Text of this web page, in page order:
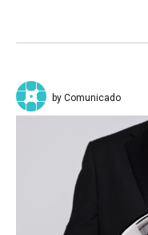
by Comunicado